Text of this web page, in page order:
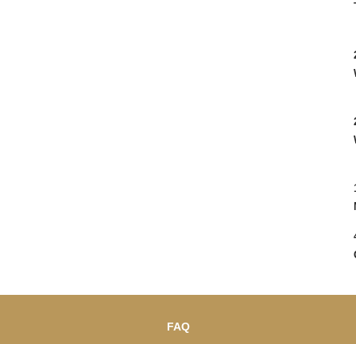
FAQ